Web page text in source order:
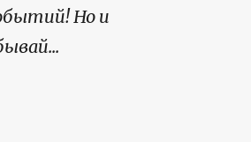
Но и